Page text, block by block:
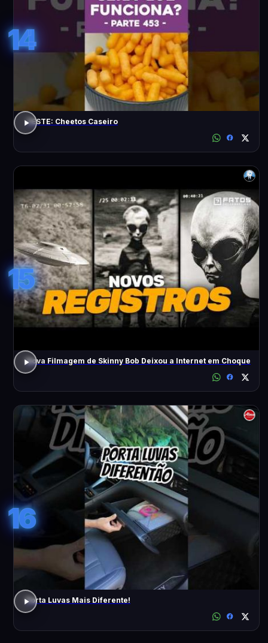
14
TESTE: Cheetos Caseiro
15
Nova Filmagem de Skinny Bob Deixou a Internet em Choque
16
Porta Luvas Mais Diferente!